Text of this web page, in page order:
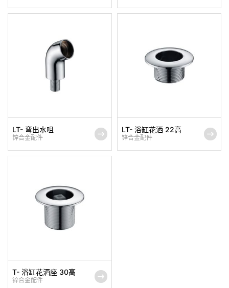
LT- 弯出水咀
锌合金配件
LT- 浴缸花洒 22高
锌合金配件
T- 浴缸花洒座 30高
锌合金配件